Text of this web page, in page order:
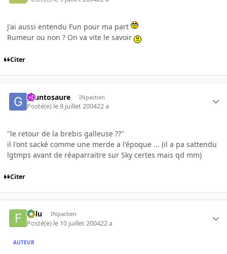
J'ai aussi entendu Fun pour ma part
Rumeur ou non ? On va vite le savoir
Citer
gruntosaure INpactien
Posté(e) le 9 juillet 200422 a
"le retour de la brebis galleuse ??"
il l'ont sacké comme une merde a l'époque ... (il a pa sattendu
lgtmps avant de réaparraitre sur Sky certes mais qd mm)
Citer
Fulu INpactien
Posté(e) le 10 juillet 200422 a
AUTEUR